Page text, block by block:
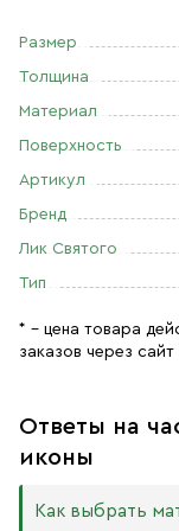
Размер
Толщина
Материал
Поверхность
Артикул
Бренд
Лик Святого
Тип
* – цена товара
заказов через
Ответы на
иконы
Как выбрать